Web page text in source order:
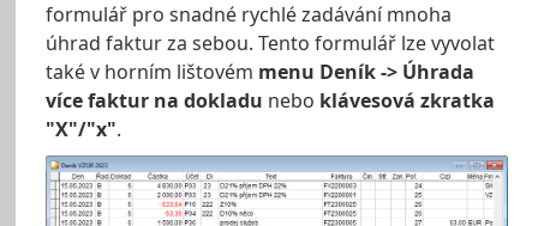
formulář pro snadné rychlé zadávání mnoha
úhrad faktur za sebou. Tento formulář lze vyvolat
také v horním lištovém menu Deník -> Úhrada
více faktur na dokladu nebo klávesová zkratka
"X"/"x".